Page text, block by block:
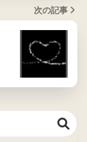
次の記事